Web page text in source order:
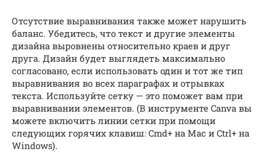
Отсутствие выравнивания также может нарушить
баланс. Убедитесь, что текст и другие элементы
дизайна выровнены относительно краев и друг
друга. Дизайн будет выглядеть максимально
согласовано, если использовать один и тот же тип
выравнивания во всех параграфах и отрывках
текста. Используйте сетку — это поможет вам при
выравнивании элементов. (В инструменте Canva вы
можете включить линии сетки при помощи
следующих горячих клавиш: Cmd+ на Mac и Ctrl+ на
Windows).